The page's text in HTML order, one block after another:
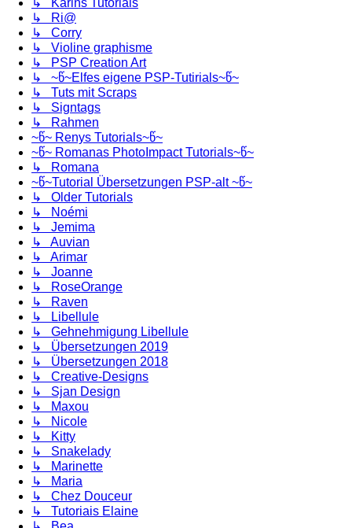
↳ Karins Tutorials
↳ Ri@
↳ Corry
↳ Violine graphisme
↳ PSP Creation Art
↳ ~წ~Elfes eigene PSP-Tutirials~წ~
↳ Tuts mit Scraps
↳ Signtags
↳ Rahmen
~წ~ Renys Tutorials~წ~
~წ~ Romanas PhotoImpact Tutorials~წ~
↳ Romana
~წ~Tutorial Übersetzungen PSP-alt ~წ~
↳ Older Tutorials
↳ Noémi
↳ Jemima
↳ Auvian
↳ Arimar
↳ Joanne
↳ RoseOrange
↳ Raven
↳ Libellule
↳ Gehnehmigung Libellule
↳ Übersetzungen 2019
↳ Übersetzungen 2018
↳ Creative-Designs
↳ Sjan Design
↳ Maxou
↳ Nicole
↳ Kitty
↳ Snakelady
↳ Marinette
↳ Maria
↳ Chez Douceur
↳ Tutoriais Elaine